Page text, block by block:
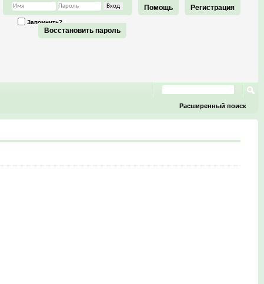
Регистрация
Помощь
Запомнить?
Восстановить пароль
Расширенный поиск